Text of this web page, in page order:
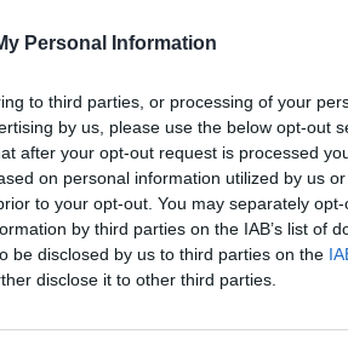
Personal Information
to third parties, or processing of your
by us, please use the below opt-out
after your opt-out request is processed
on personal information utilized by us
to your opt-out. You may separately
by third parties on the IAB’s list of
be disclosed by us to third parties on the
disclose it to other third parties.
ο Παναιτωλικός αύριο
δύο αποτελεσμάτων.
δεδομένα που
με πιθανή νίκη αύριο
ΑΕΛ στο +10μα και να βάλει
. Λάρισα,
και το μέγιστο δυνατό